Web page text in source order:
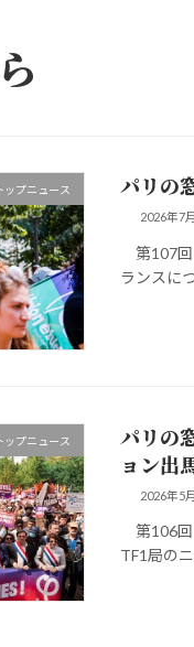
ップニュース パリの
2026年7
第107回
ランスに
ップニュース
パリの
ョン出
2026年5
第106回
TF1局の